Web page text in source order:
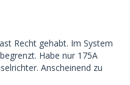
Recht gehabt. Im System
Habe nur 175A
Anscheinend zu